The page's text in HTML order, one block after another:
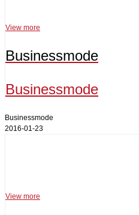
View more
Businessmode
Businessmode
Businessmode
2016-01-23
View more